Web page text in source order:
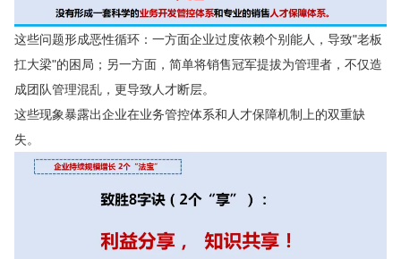
这些问题形成恶性循环：一方面企业过度依赖个别能人，导致"老板
扛大梁"的困局；另一方面，简单将销售冠军提拔为管理者，不仅造
成团队管理混乱，更导致人才断层。
这些现象暴露出企业在业务管控体系和人才保障机制上的双重缺
失。